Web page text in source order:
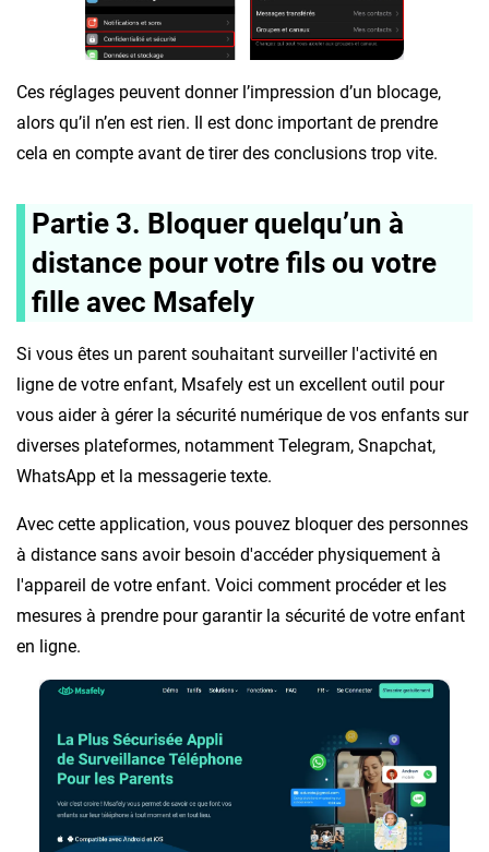
Ces réglages peuvent donner l’impression d’un blocage,
alors qu’il n’en est rien. Il est donc important de prendre
cela en compte avant de tirer des conclusions trop vite.
Partie 3. Bloquer quelqu’un à
distance pour votre fils ou votre
fille avec Msafely
Si vous êtes un parent souhaitant surveiller l'activité en
ligne de votre enfant, Msafely est un excellent outil pour
vous aider à gérer la sécurité numérique de vos enfants sur
diverses plateformes, notamment Telegram, Snapchat,
WhatsApp et la messagerie texte.
Avec cette application, vous pouvez bloquer des personnes
à distance sans avoir besoin d'accéder physiquement à
l'appareil de votre enfant. Voici comment procéder et les
mesures à prendre pour garantir la sécurité de votre enfant
en ligne.